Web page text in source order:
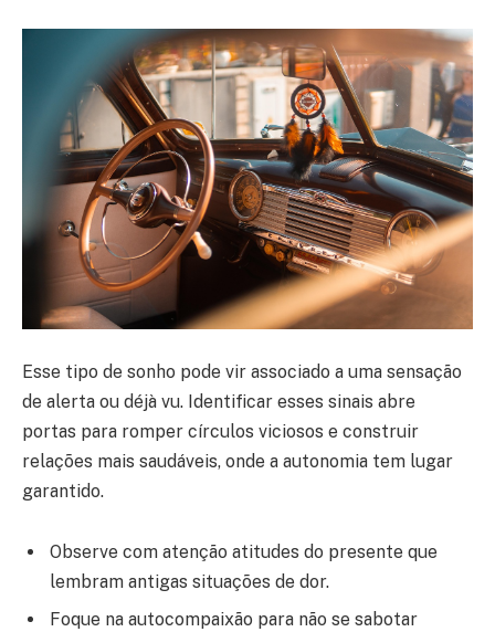
Esse tipo de sonho pode vir associado a uma sensação
de alerta ou déjà vu. Identificar esses sinais abre
portas para romper círculos viciosos e construir
relações mais saudáveis, onde a autonomia tem lugar
garantido.
Observe com atenção atitudes do presente que
lembram antigas situações de dor.
Foque na autocompaixão para não se sabotar